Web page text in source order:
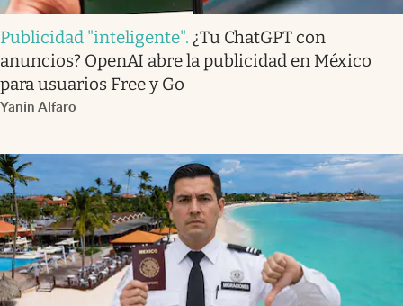
Publicidad "inteligente". ¿Tu ChatGPT con
anuncios? OpenAI abre la publicidad en México
para usuarios Free y Go
Yanin Alfaro